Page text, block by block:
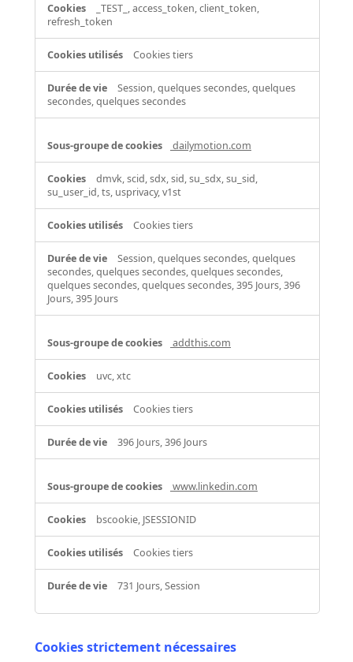
_TEST_, access_token, client_token,
refresh_token
Cookies tiers
Session, quelques secondes, quelques
secondes, quelques secondes
dailymotion.com
dmvk, scid, sdx, sid, su_sdx, su_sid,
su_user_id, ts, usprivacy, v1st
Cookies tiers
Session, quelques secondes, quelques
secondes, quelques secondes, quelques secondes,
quelques secondes, quelques secondes, 395 Jours, 396
Jours, 395 Jours
addthis.com
uvc, xtc
Cookies tiers
396 Jours, 396 Jours
www.linkedin.com
bscookie, JSESSIONID
Cookies tiers
731 Jours, Session
Cookies strictement nécessaires